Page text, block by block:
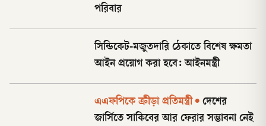
পরিবার
সিন্ডিকেট-মজুতদারি ঠেকাতে বিশেষ ক্ষমতা
আইন প্রয়োগ করা হবে: আইনমন্ত্রী
এএফপিকে ক্রীড়া প্রতিমন্ত্রী • দেশের
জার্সিতে সাকিবের আর ফেরার সম্ভাবনা নেই